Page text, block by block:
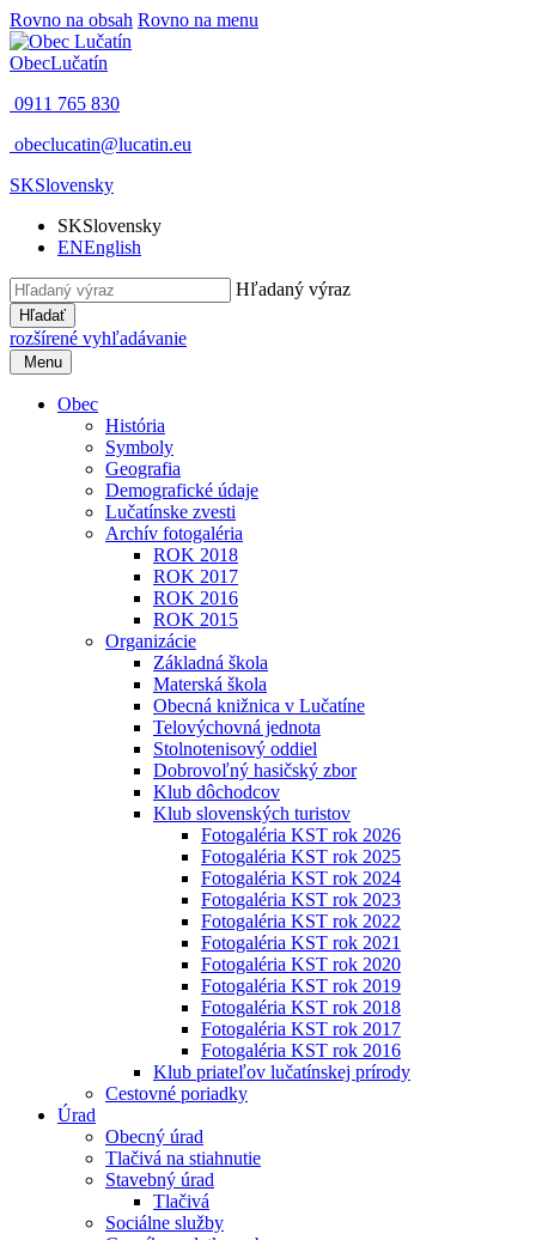
Rovno na obsah Rovno na menu
ObecLučatín
0911 765 830
obeclucatin@lucatin.eu
SKSlovensky
SKSlovensky
ENEnglish
Hľadaný výraz
Hľadať
rozšírené vyhľadávanie
Menu
Obec
História
Symboly
Geografia
Demografické údaje
Lučatínske zvesti
Archív fotogaléria
ROK 2018
ROK 2017
ROK 2016
ROK 2015
Organizácie
Základná škola
Materská škola
Obecná knižnica v Lučatíne
Telovýchovná jednota
Stolnotenisový oddiel
Dobrovoľný hasičský zbor
Klub dôchodcov
Klub slovenských turistov
Fotogaléria KST rok 2026
Fotogaléria KST rok 2025
Fotogaléria KST rok 2024
Fotogaléria KST rok 2023
Fotogaléria KST rok 2022
Fotogaléria KST rok 2021
Fotogaléria KST rok 2020
Fotogaléria KST rok 2019
Fotogaléria KST rok 2018
Fotogaléria KST rok 2017
Fotogaléria KST rok 2016
Klub priateľov lučatínskej prírody
Cestovné poriadky
Úrad
Obecný úrad
Tlačivá na stiahnutie
Stavebný úrad
Tlačivá
Sociálne služby